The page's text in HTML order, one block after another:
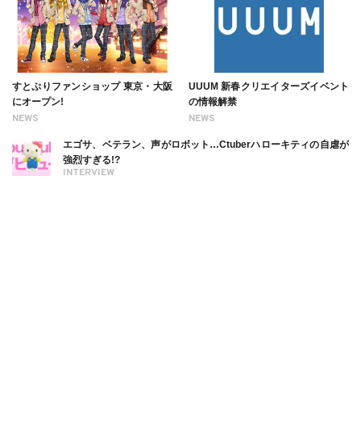
NEWS
すとぷりファンショップ 東京・大阪
にオープン!
NEWS
UUUM 新春クリエイターズイベント
の情報解禁
INTERVIEW
エゴサ、ベテラン、声がロボット…Ctuberハローキティの自虐が
強烈すぎる!?